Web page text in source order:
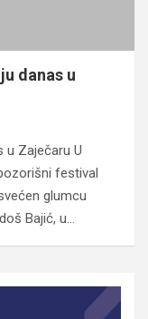
danas u
u Zaječaru U
festival
glumcu
Bajić, u…